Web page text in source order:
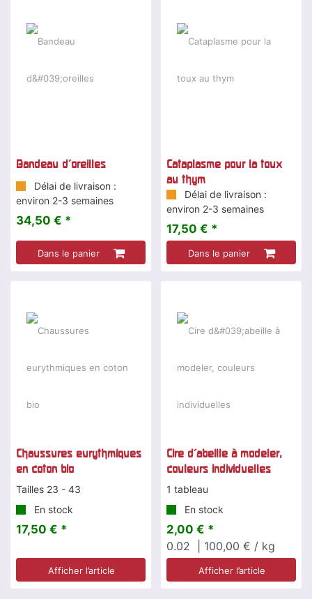
Bandeau d'oreilles
Délai de livraison :
environ 2-3 semaines
34,50 € *
Dans le panier
Cataplasme pour la toux
au thym
Délai de livraison :
environ 2-3 semaines
17,50 € *
Dans le panier
Chaussures eurythmiques
en coton bio
Tailles 23 - 43
En stock
17,50 € *
Afficher l’article
Cire d'abeille à modeler,
couleurs individuelles
1 tableau
En stock
2,00 € *
0.02
| 100,00 € / kg
Afficher l’article